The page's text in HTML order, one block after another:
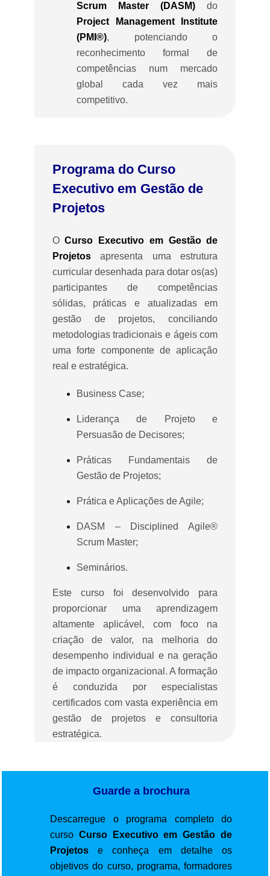
Scrum Master (DASM) do
Project Management Institute
(PMI®), potenciando o
reconhecimento formal de
competências num mercado
global cada vez mais
competitivo.
Programa do Curso
Executivo em Gestão de
Projetos
OCurso Executivo em Gestão de
Projetosapresenta uma estrutura
curricular desenhada para dotar os(as)
participantes de competências
sólidas, práticas e atualizadas em
gestão de projetos, conciliando
metodologias tradicionais e ágeis com
uma forte componente de aplicação
real e estratégica.
Business Case;
Liderança de Projeto e
Persuasão de Decisores;
Práticas Fundamentais de
Gestão de Projetos;
Prática e Aplicações de Agile;
DASM – Disciplined Agile®
Scrum Master;
Seminários.
Este curso foi desenvolvido para
proporcionar uma aprendizagem
altamente aplicável, com foco na
criação de valor, na melhoria do
desempenho individual e na geração
de impacto organizacional. A formação
é conduzida por especialistas
certificados com vasta experiência em
gestão de projetos e consultoria
estratégica.
Guarde a brochura
Descarregue o programa completo do
curso Curso Executivo em Gestão de
Projetos
e conheça em detalhe os
objetivos do curso, programa, formadores